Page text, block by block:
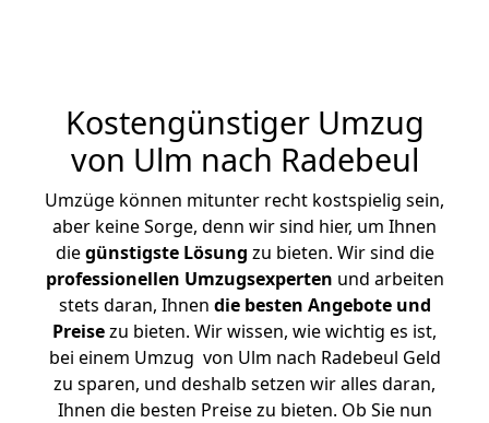
Kostengünstiger Umzug
von Ulm nach Radebeul
Umzüge können mitunter recht kostspielig sein,
aber keine Sorge, denn wir sind hier, um Ihnen
diegünstigste Lösung zu bieten. Wir sind die
professionellen Umzugsexperten und arbeiten
stets daran, Ihnen die besten Angebote und
Preisezu bieten. Wir wissen, wie wichtig es ist,
bei einem Umzug von Ulm nach Radebeul Geld
zu sparen, und deshalb setzen wir alles daran,
Ihnen die besten Preise zu bieten. Ob Sie nun